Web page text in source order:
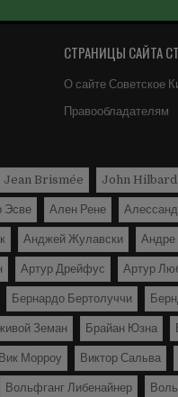
СТРАНИЦЫ САЙТА
О сайте Советское
Правообладателям
Jean Brismée John Hilbard
Эсве Ален Рене
Анджей Жулавски Андре
Артур Дрейфус Артур
Бернардо Бертолуччи
Земан Брайан Юзна
Вик Морроу Виктор Сальва
Вольфганг Либенайнер